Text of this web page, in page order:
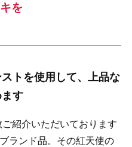
を
ストを使用して、上品な
す
紹介いただいております
ランド品。その紅天使の